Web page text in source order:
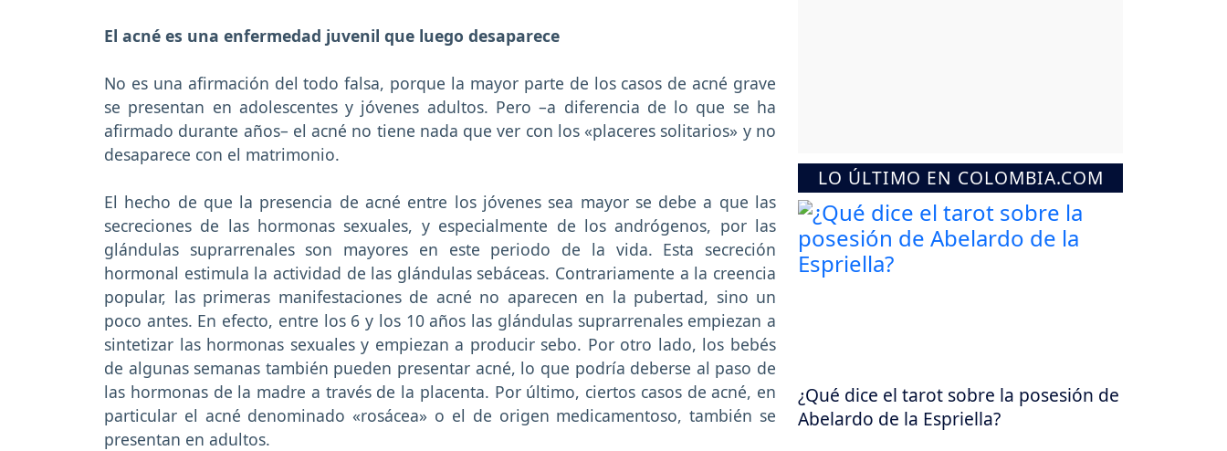
El acné es una enfermedad juvenil que luego desaparece
No es una afirmación del todo falsa, porque la mayor parte de los casos de acné grave
se presentan en adolescentes y jóvenes adultos. Pero –a diferencia de lo que se ha
afirmado durante años– el acné no tiene nada que ver con los «placeres solitarios» y no
desaparece con el matrimonio.
El hecho de que la presencia de acné entre los jóvenes sea mayor se debe a que las
secreciones de las hormonas sexuales, y especialmente de los andrógenos, por las
glándulas suprarrenales son mayores en este periodo de la vida. Esta secreción
hormonal estimula la actividad de las glándulas sebáceas. Contrariamente a la creencia
popular, las primeras manifestaciones de acné no aparecen en la pubertad, sino un
poco antes. En efecto, entre los 6 y los 10 años las glándulas suprarrenales empiezan a
sintetizar las hormonas sexuales y empiezan a producir sebo. Por otro lado, los bebés
de algunas semanas también pueden presentar acné, lo que podría deberse al paso de
las hormonas de la madre a través de la placenta. Por último, ciertos casos de acné, en
particular el acné denominado «rosácea» o el de origen medicamentoso, también se
presentan en adultos.
LO ÚLTIMO EN COLOMBIA.COM
¿Qué dice el tarot sobre la posesión de
Abelardo de la Espriella?